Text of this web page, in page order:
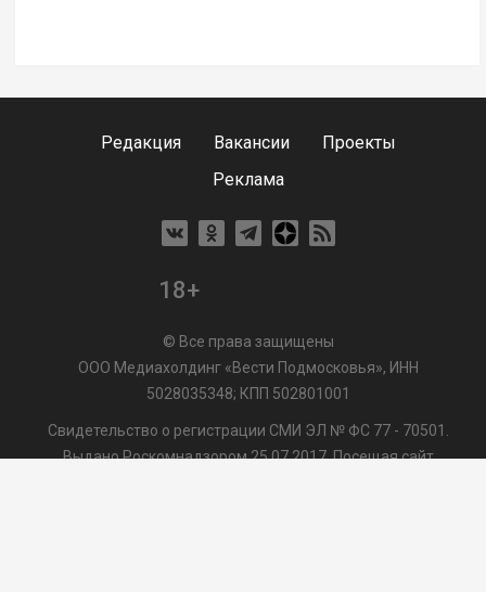
Редакция Вакансии
Проекты
Реклама
18+
© Все права защищены
ООО Медиахолдинг «Вести Подмосковья», ИНН
5028035348; КПП 502801001
Свидетельство о регистрации СМИ ЭЛ № ФС 77 - 70501.
Выдано Роскомнадзором 25.07.2017. Посещая сайт